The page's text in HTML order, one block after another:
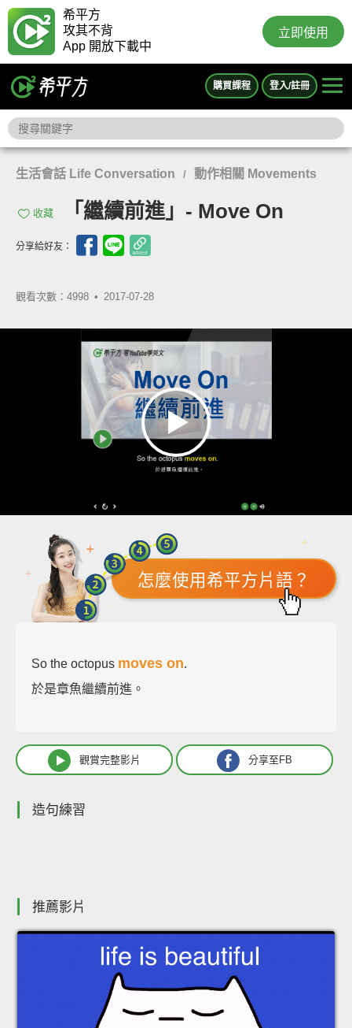
希平方
攻其不背
App 開放下載中
立即使用
購買課程 登入/註冊
生活會話 Life Conversation / 動作相關 Movements
收藏 「繼續前進」- Move On
分享給好友：
觀看次數：4998 • 2017-07-28
怎麼使用希平方片語？
So the octopus moves on.
於是章魚繼續前進。
觀賞完整影片 分享至FB
造句練習
推薦影片